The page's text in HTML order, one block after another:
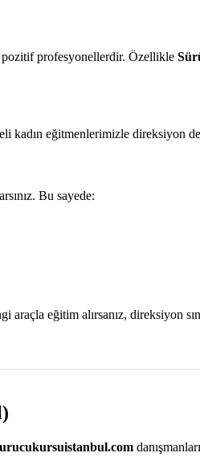
pozitif profesyonellerdir. Özellikle
eğitmenlerimizle direksiyon
Bu sayede:
araçla eğitim alırsanız, direksiyon